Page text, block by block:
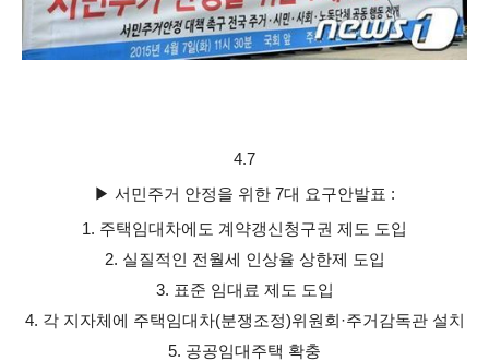
4.7
▶ 서민주거 안정을 위한 7대 요구안발표 :
1. 주택임대차에도 계약갱신청구권 제도 도입
2. 실질적인 전월세 인상율 상한제 도입
3. 표준 임대료 제도 도입
4. 각 지자체에 주택임대차(분쟁조정)위원회·주거감독관 설치
5. 공공임대주택 확충